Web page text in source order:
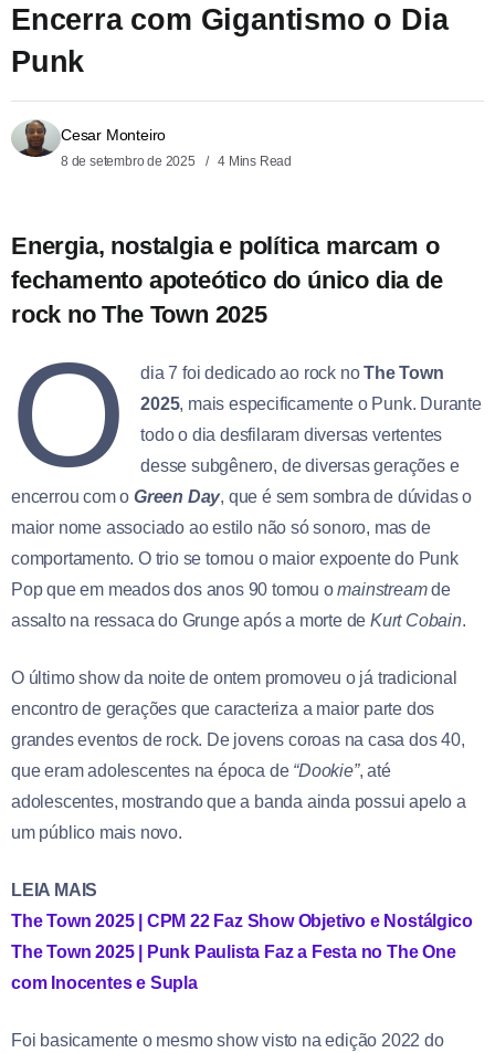
Encerra com Gigantismo o Dia
Punk
Cesar Monteiro
8 de setembro de 2025 4 Mins Read
Energia, nostalgia e política marcam o
fechamento apoteótico do único dia de
rock no The Town 2025
O dia 7 foi dedicado ao rock noThe Town
2025, mais especificamente o Punk. Durante
todo o dia desfilaram diversas vertentes
desse subgênero, de diversas gerações e
encerrou com oGreen Day, que é sem sombra de dúvidas o
maior nome associado ao estilo não só sonoro, mas de
comportamento. O trio se tornou o maior expoente do Punk
Pop que em meados dos anos 90 tomou omainstreamde
assalto na ressaca do Grunge após a morte de Kurt Cobain.
O último show da noite de ontem promoveu o já tradicional
encontro de gerações que caracteriza a maior parte dos
grandes eventos de rock. De jovens coroas na casa dos 40,
que eram adolescentes na época de “Dookie”, até
adolescentes, mostrando que a banda ainda possui apelo a
um público mais novo.
LEIA MAIS
The Town 2025 | CPM 22 Faz Show Objetivo e Nostálgico
The Town 2025 | Punk Paulista Faz a Festa no The One
com Inocentes e Supla
Foi basicamente o mesmo show visto na edição 2022 do